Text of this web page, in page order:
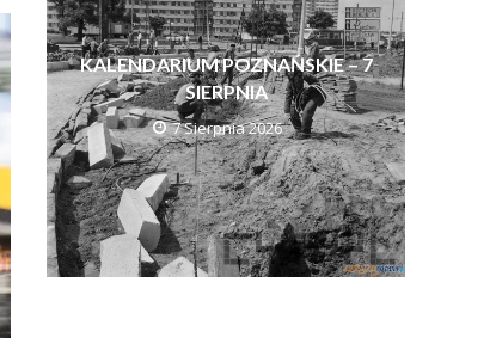
KALENDARIUM POZNAŃSKIE – 7
SIERPNIA
7 Sierpnia 2026